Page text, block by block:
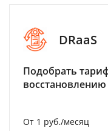
DRaaS
Подобрать
От 1 руб./месяц